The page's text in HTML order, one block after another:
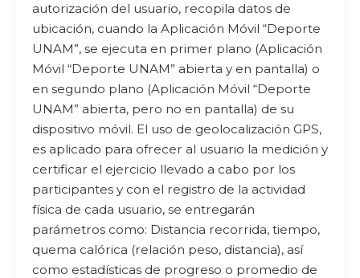
autorización del usuario, recopila datos de
ubicación, cuando la Aplicación Móvil “Deporte
UNAM”, se ejecuta en primer plano (Aplicación
Móvil “Deporte UNAM” abierta y en pantalla) o
en segundo plano (Aplicación Móvil “Deporte
UNAM” abierta, pero no en pantalla) de su
dispositivo móvil. El uso de geolocalización GPS,
es aplicado para ofrecer al usuario la medición y
certificar el ejercicio llevado a cabo por los
participantes y con el registro de la actividad
física de cada usuario, se entregarán
parámetros como: Distancia recorrida, tiempo,
quema calórica (relación peso, distancia), así
como estadísticas de progreso o promedio de